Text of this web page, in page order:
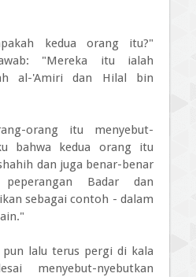
kedua orang itu?"
"Mereka itu ialah
al-'Amiri dan Hilal bin
orang itu menyebut-
bahwa kedua orang itu
dan juga benar-benar
Badar dan
sebagai contoh - dalam
pun lalu terus pergi di kala
menyebut-nyebutkan